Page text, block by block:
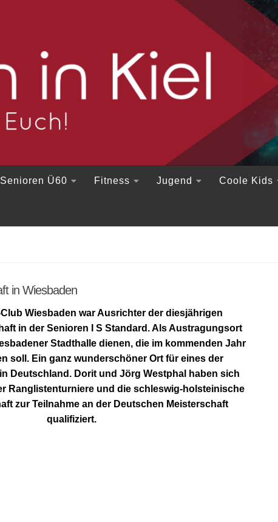
Senioren Ü60 Fitness Jugend Coole Kids
in Wiesbaden
Wiesbaden war Ausrichter der diesjährigen
in der Senioren I S Standard. Als Austragungsort
Stadthalle dienen, die im kommenden Jahr
soll. Ein ganz wunderschöner Ort für eines der
Deutschland. Dorit und Jörg Westphal haben sich
Ranglistenturniere und die schleswig-holsteinische
zur Teilnahme an der Deutschen Meisterschaft
qualifiziert.